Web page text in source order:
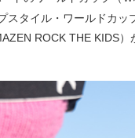
スタイル・ワールドカ
ROCK THE KIDS）